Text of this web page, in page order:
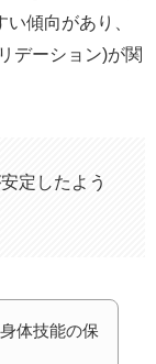
傾向があり、
デーション)が関
定したよう
体技能の保